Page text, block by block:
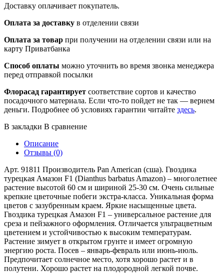
Доставку оплачивает покупатель.
Оплата за доставку в отделении связи
Оплата за товар при получении на отделении связи или на
карту Приватбанка
Способ оплаты можно уточнить во время звонка менеджера
перед отправкой посылки
Флорасад гарантирует соответствие сортов и качество
посадочного материала. Если что-то пойдет не так — вернем
деньги. Подробнее об условиях гарантии читайте здесь.
В закладки В сравнение
Описание
Отзывы (0)
Арт. 91811 Производитель Pan American (сша). Гвоздика
турецкая Амазон F1 (Dianthus barbatus Amazon) – многолетнее
pacтeниe выcoтой 60 cм и шиpиной 25-30 cм. Очень сильные
крепкие цветочные побеги экстра-класса. Уникальная форма
цветов с зазубренным краем. Яркие насыщенные цвета.
Гвоздика турецкая Амазон F1 – универсальное растение для
среза и пейзажного оформления. Отличается ультрацветным
цветением и устойчивостью к высоким температурам.
Растение зимует в открытом грунте и имеет огромную
энергию роста. Посев – январь-февраль или июнь-июль.
Предпочитает солнечное место, хотя хорошо растет и в
полутени. Хорошо растет на плодородной легкой почве.